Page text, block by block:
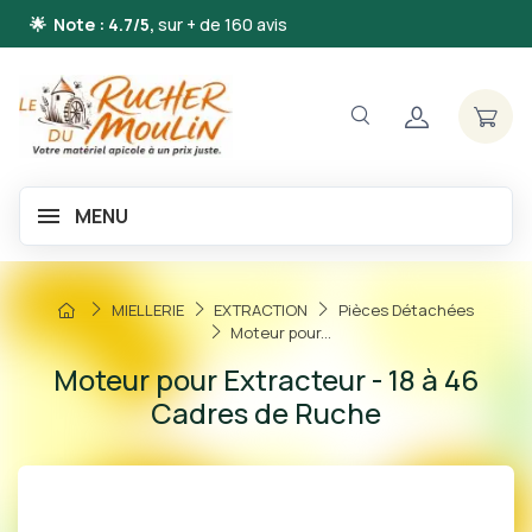
🌟 Note : 4.7/5, sur + de 160 avis
MENU
MIELLERIE EXTRACTION
Pièces Détachées
Moteur pour...
Moteur pour Extracteur - 18 à 46
Cadres de Ruche